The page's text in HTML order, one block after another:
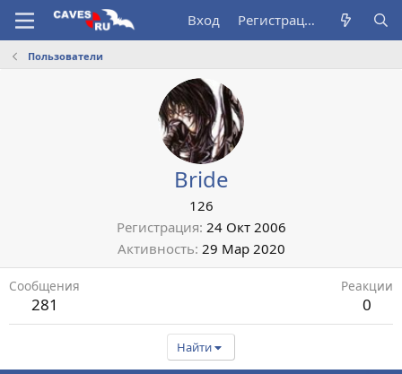
Вход Регистрация
Пользователи
Bride
126
Регистрация 24 Окт 2006
Активность 29 Мар 2020
Сообщения
281
Реакции
0
Найти